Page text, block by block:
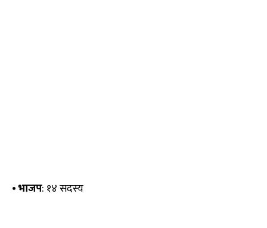
•भाजप: १४ सदस्य